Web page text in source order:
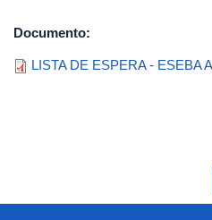
Documento:
LISTA DE ESPERA - ESEBA